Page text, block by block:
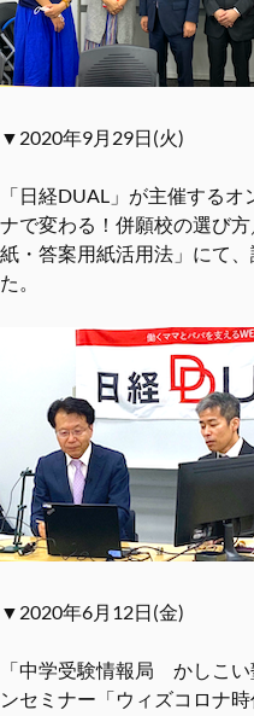
▼2020年9月29日(火)
「日経DUAL」が主催する
ナで変わる！併願校の選び
紙・答案⽤紙活⽤法」にて
た。
▼2020年6月12日(金)
「中学受験情報局 かしこ
ンセミナー「ウィズコロナ